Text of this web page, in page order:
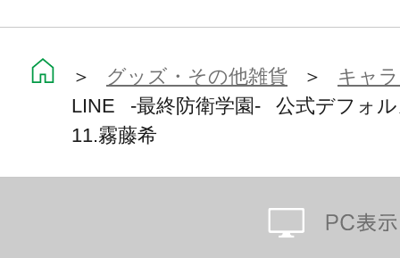
＞ グッズ・その他雑貨 ＞ キャ
LINE -最終防衛学園- 公式デフォ
11.霧藤希